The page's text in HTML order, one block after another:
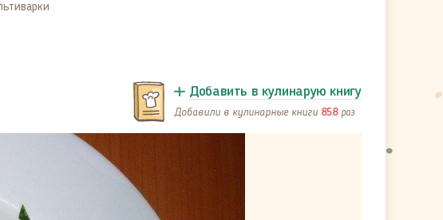
Добавить в кулинарую книгу
Добавили в кулинарные книги 858 раз